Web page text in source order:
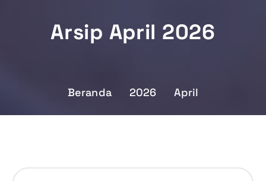
Arsip April 2026
Beranda 2026 April